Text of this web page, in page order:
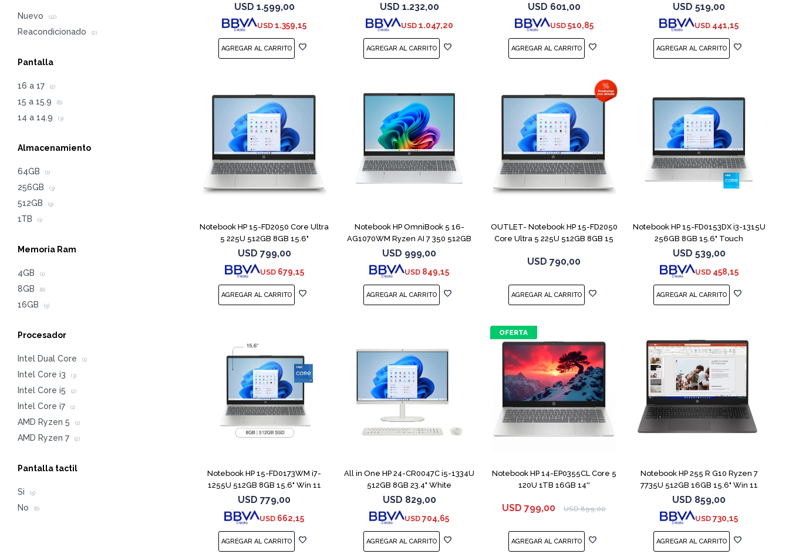
USD 1.599,00
USD 1.359,15
USD 1.232,00
USD 1.047,20
USD 601,00
USD 510,85
USD 519,00
USD 441,15
Notebook HP 15-FD2050 Core Ultra
5 225U 512GB 8GB 15.6"
USD 799,00
USD 679,15
Notebook HP OmniBook 5 16-
AG1070WM Ryzen AI 7 350 512GB
16GB
USD 999,00
USD 849,15
OUTLET- Notebook HP 15-FD2050
Core Ultra 5 225U 512GB 8GB 15
USD 790,00
Notebook HP 15-FD0153DX i3-1315U
256GB 8GB 15.6" Touch
USD 539,00
USD 458,15
Notebook HP 15-FD0173WM i7-
1255U 512GB 8GB 15.6" Win 11
USD 779,00
USD 662,15
All in One HP 24-CR0047C i5-1334U
512GB 8GB 23.4" White
USD 829,00
USD 704,65
Notebook HP 14-EP0355CL Core 5
120U 1TB 16GB 14''
USD 799,00 USD 899,00
Notebook HP 255 R G10 Ryzen 7
7735U 512GB 16GB 15.6" Win 11
USD 859,00
USD 730,15
Nuevo (12)
Reacondicionado (2)
Pantalla
16 a 17 (2)
15 a 15.9 (8)
14 a 14.9 (3)
Almacenamiento
64GB (1)
256GB (3)
512GB (9)
1TB (1)
Memoria Ram
4GB (1)
8GB (8)
16GB (5)
Procesador
Intel Dual Core (1)
Intel Core i3 (3)
Intel Core i5 (2)
Intel Core i7 (1)
AMD Ryzen 5 (1)
AMD Ryzen 7 (2)
Pantalla tactil
Si (5)
No (8)